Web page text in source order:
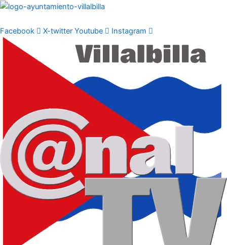
Ir
contenido
Facebook X-twitter Youtube Instagram